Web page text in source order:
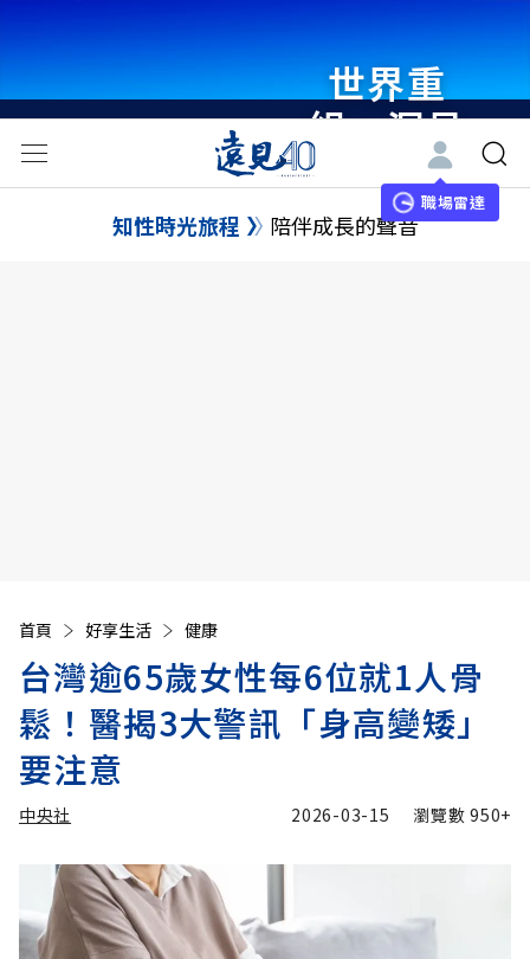
世界重
組・洞見
未來 與
世界領袖
職場雷達
知性時光旅程 陪伴成長的聲音
首頁 好享生活 健康
台灣逾65歲女性每6位就1人骨
鬆！醫揭3大警訊「身高變矮」
要注意
中央社 2026-03-15 瀏覽數950+